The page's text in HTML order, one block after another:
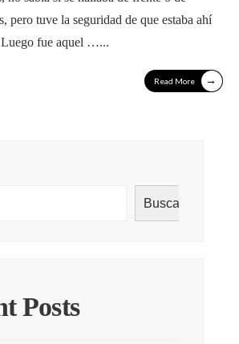
pero tuve la seguridad de que estaba ahí
fue aquel …...
Read More →
Buscar
Posts